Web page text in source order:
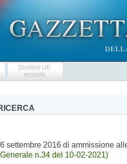
Direttive UE
recepite
settembre 2016 di ammissione
n.34 del 10-02-2021)